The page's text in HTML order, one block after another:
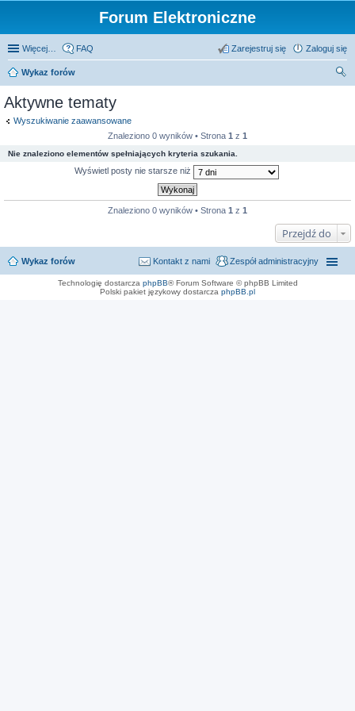
Forum Elektroniczne
Więcej… FAQ Zaloguj się
Zarejestruj się
Wykaz forów
Aktywne tematy
Wyszukiwanie zaawansowane
Znaleziono 0 wyników • Strona 1 z 1
Nie znaleziono elementów spełniających kryteria szukania.
Wyświetl posty nie starsze niż
Znaleziono 0 wyników • Strona 1 z 1
Przejdź do
Wykaz forów Zespół administracyjny
Kontakt z nami
Technologię dostarcza phpBB® Forum Software © phpBB Limited
Polski pakiet językowy dostarcza phpBB.pl